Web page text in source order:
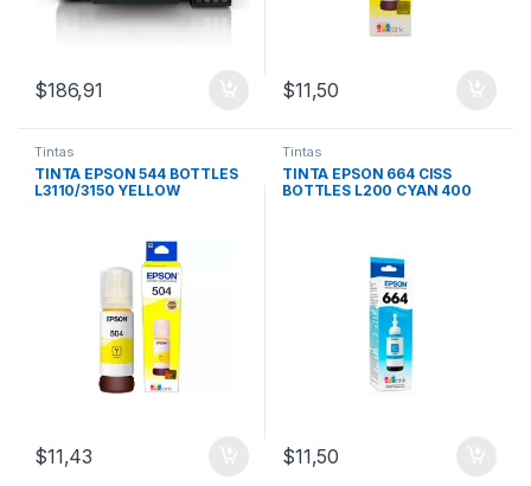
$186,91 $11,50
Tintas
TINTA EPSON 544 BOTTLES
L3110/3150 YELLOW
$11,43
Tintas
TINTA EPSON 664 CISS
BOTTLES L200 CYAN 400
$11,50